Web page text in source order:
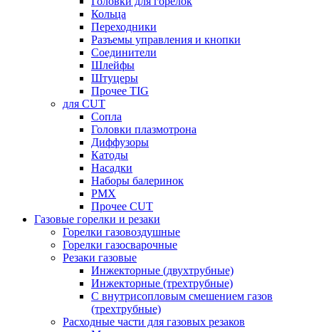
Кольца
Переходники
Разъемы управления и кнопки
Соединители
Шлейфы
Штуцеры
Прочее TIG
для CUT
Сопла
Головки плазмотрона
Диффузоры
Катоды
Насадки
Наборы балеринок
PMX
Прочее CUT
Газовые горелки и резаки
Горелки газовоздушные
Горелки газосварочные
Резаки газовые
Инжекторные (двухтрубные)
Инжекторные (трехтрубные)
С внутрисопловым смешением газов
(трехтрубные)
Расходные части для газовых резаков